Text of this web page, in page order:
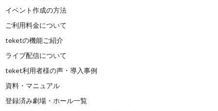
イベント作成の方法
ご利用料金について
teketの機能ご紹介
ライブ配信について
teket利用者様の声・導入事例
資料・マニュアル
登録済み劇場・ホール一覧